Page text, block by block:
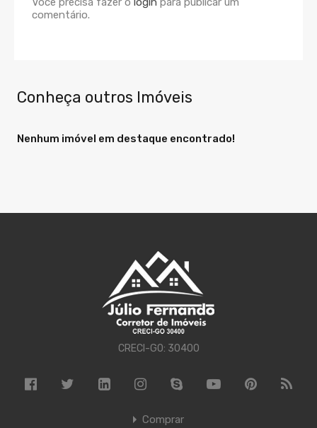
comentário.
Conheça outros Imóveis
Nenhum imóvel em destaque encontrado!
CRECI-GO: 30400
Comprar